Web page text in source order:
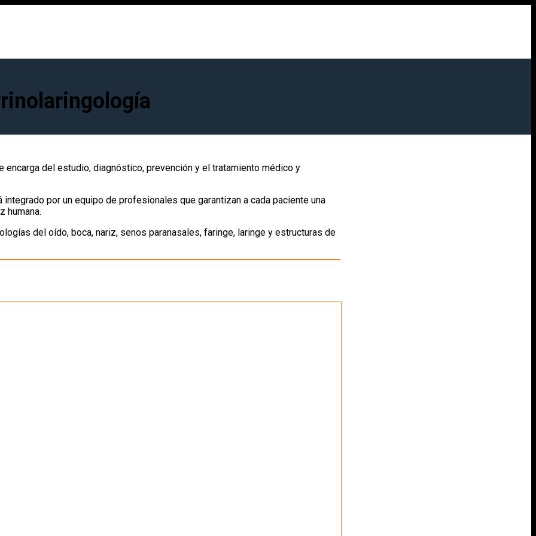
del estudio, diagnóstico, prevención y el tratamiento médico y
por un equipo de profesionales que garantizan a cada paciente una
humana.
del oído, boca, nariz, senos paranasales, faringe, laringe y estructuras de